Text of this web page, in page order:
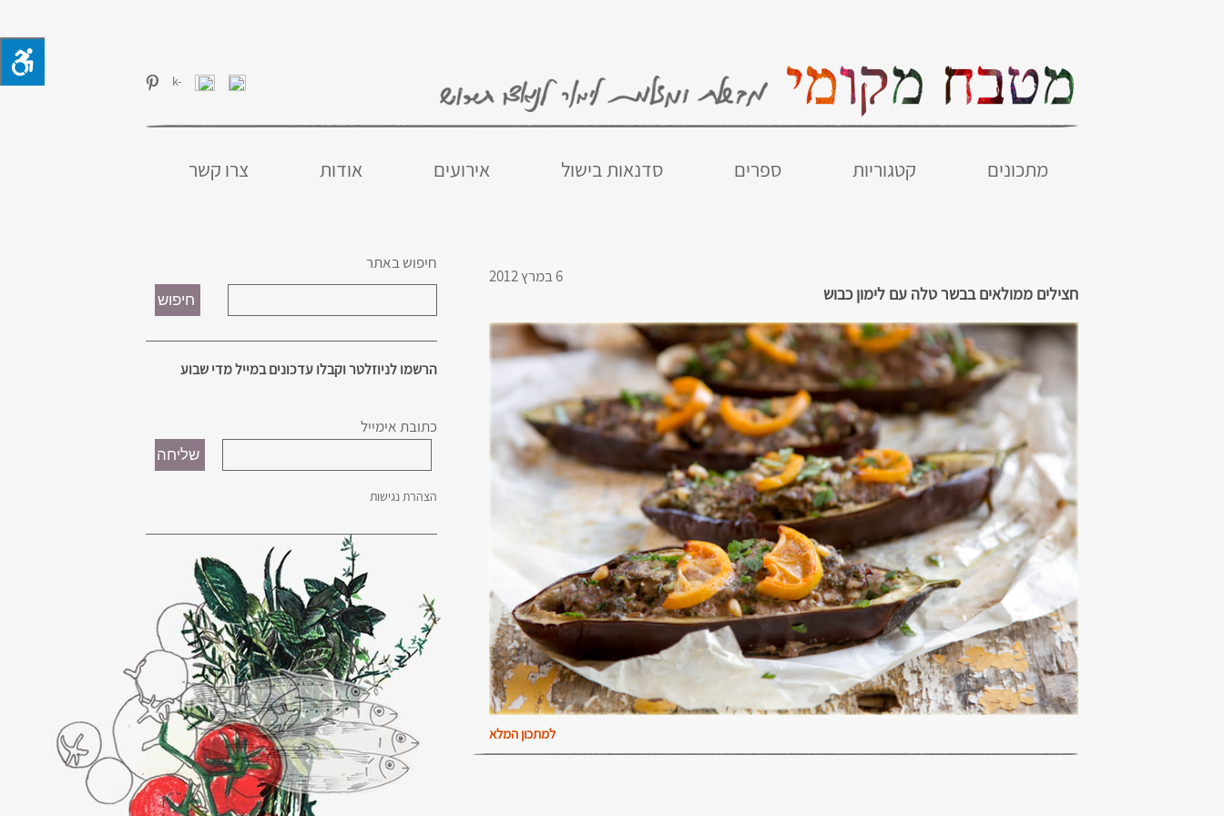
מתכונים קטגוריות ספרים סדנאות בישול אירועים אודות צרו קשר
6 במרץ 2012
חצילים ממולאים בבשר טלה עם לימון כבוש
למתכון המלא
חיפוש באתר
הרשמו לניוזלטר וקבלו עדכונים במייל מדי שבוע
כתובת אימייל
הצהרת נגישות